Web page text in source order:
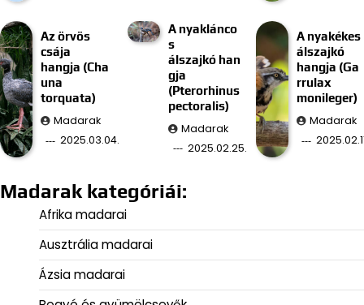
Az örvös
csája
hangja (Cha
una
torquata)
Madarak
2025.03.04.
A nyaklánco
s
álszajkó han
gja
(Pterorhinus
pectoralis)
Madarak
2025.02.25.
A nyakékes
álszajkó
hangja (Ga
rrulax
monileger)
Madarak
Madarak kategóriái:
Afrika madarai
Ausztrália madarai
Ázsia madarai